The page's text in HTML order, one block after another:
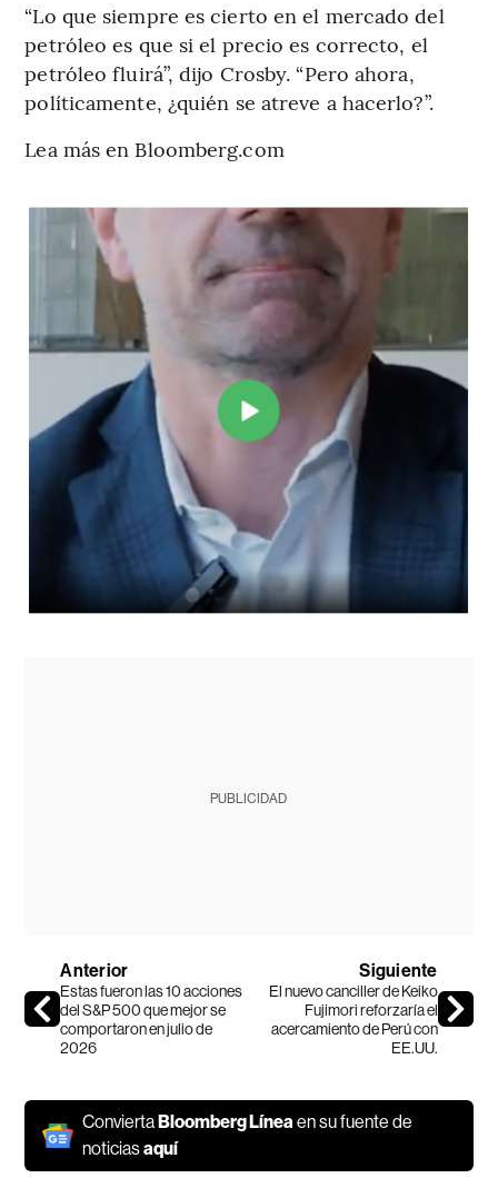
“Lo que siempre es cierto en el mercado del
petróleo es que si el precio es correcto, el
petróleo fluirá”, dijo Crosby. “Pero ahora,
políticamente, ¿quién se atreve a hacerlo?”.
Lea más en Bloomberg.com
PUBLICIDAD
Anterior
Estas fueron las 10 acciones
del S&P 500 que mejor se
comportaron en julio de
2026
Siguiente
El nuevo canciller de Keiko
Fujimori reforzaría el
acercamiento de Perú con
EE.UU.
ConviertaBloomberg Líneaen su fuente de
noticiasaquí